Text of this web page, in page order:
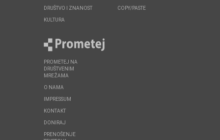
DRUŠTVO I ZNANOST
KULTURA
COPY/PASTE
PROMETEJ NA
DRUŠTVENIM
MREŽAMA
O NAMA
IMPRESSUM
KONTAKT
DONIRAJ
PRENOŠENJE